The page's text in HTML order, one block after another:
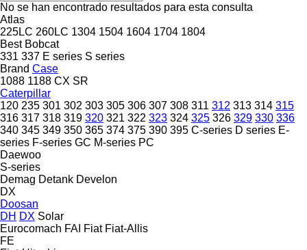
No se han encontrado resultados para esta consulta
Atlas
225LC 260LC 1304 1504 1604 1704 1804
Best Bobcat
331 337 E series S series
Brand Case
1088 1188 CX SR
Caterpillar
120 235 301 302 303 305 306 307 308 311 312 313 314 315
316 317 318 319 320 321 322 323 324 325 326 329 330 336
340 345 349 350 365 374 375 390 395 C-series D series E-
series F-series GC M-series PC
Daewoo
S-series
Demag Detank Develon
DX
Doosan
DH DX Solar
Eurocomach FAI Fiat Fiat-Allis
FE